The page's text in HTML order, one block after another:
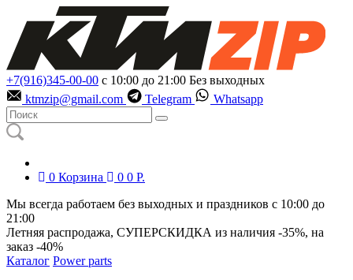
+7(916)345-00-00 с 10:00 до 21:00 Без выходных
ktmzip@gmail.com
Telegram Whatsapp
0 Корзина 0 0 Р.
Мы всегда работаем без выходных и праздников с 10:00 до
21:00
Летняя распродажа, СУПЕРСКИДКА из наличия -35%, на
заказ -40%
Каталог Power parts